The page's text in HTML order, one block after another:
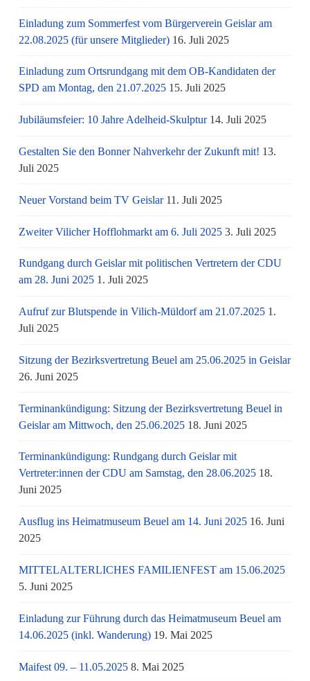
Einladung zum Sommerfest vom Bürgerverein Geislar am
22.08.2025 (für unsere Mitglieder) 16. Juli 2025
Einladung zum Ortsrundgang mit dem OB-Kandidaten der
SPD am Montag, den 21.07.2025 15. Juli 2025
Jubiläumsfeier: 10 Jahre Adelheid-Skulptur 14. Juli 2025
Gestalten Sie den Bonner Nahverkehr der Zukunft mit! 13.
Juli 2025
Neuer Vorstand beim TV Geislar 11. Juli 2025
Zweiter Vilicher Hofflohmarkt am 6. Juli 2025 3. Juli 2025
Rundgang durch Geislar mit politischen Vertretern der CDU
am 28. Juni 2025 1. Juli 2025
Aufruf zur Blutspende in Vilich-Müldorf am 21.07.2025 1.
Juli 2025
Sitzung der Bezirksvertretung Beuel am 25.06.2025 in Geislar
26. Juni 2025
Terminankündigung: Sitzung der Bezirksvertretung Beuel in
Geislar am Mittwoch, den 25.06.2025 18. Juni 2025
Terminankündigung: Rundgang durch Geislar mit
Vertreter:innen der CDU am Samstag, den 28.06.2025 18.
Juni 2025
Ausflug ins Heimatmuseum Beuel am 14. Juni 2025 16. Juni
2025
MITTELALTERLICHES FAMILIENFEST am 15.06.2025
5. Juni 2025
Einladung zur Führung durch das Heimatmuseum Beuel am
14.06.2025 (inkl. Wanderung) 19. Mai 2025
Maifest 09. – 11.05.2025 8. Mai 2025